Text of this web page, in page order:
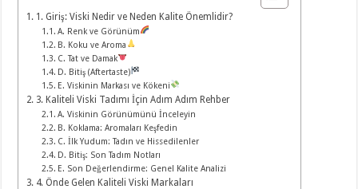
1. Giriş: Viski Nedir ve Neden Kalite Önemlidir?
A. Renk ve Görünüm
B. Koku ve Aroma
C. Tat ve Damak
D. Bitiş (Aftertaste)
E. Viskinin Markası ve Kökeni
3. Kaliteli Viski Tadımı İçin Adım Adım Rehber
A. Viskinin Görünümünü İnceleyin
B. Koklama: Aromaları Keşfedin
C. İlk Yudum: Tadın ve Hissedilenler
D. Bitiş: Son Tadım Notları
E. Son Değerlendirme: Genel Kalite Analizi
4. Önde Gelen Kaliteli Viski Markaları